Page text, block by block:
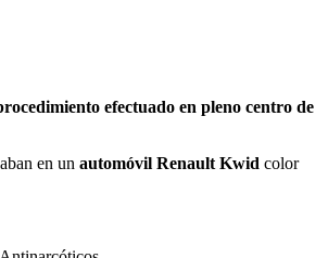
en un automóvil Renault Kwid color